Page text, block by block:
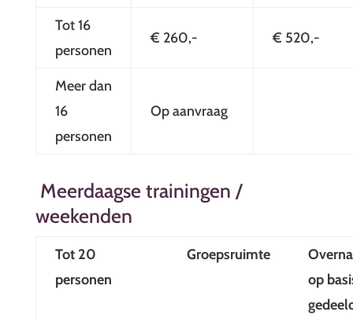
Tot 16
personen
€ 260,- € 520,-
Meer dan
16
personen
Op aanvraag
Meerdaagse trainingen /
weekenden
Tot 20
personen
Groepsruimte
op